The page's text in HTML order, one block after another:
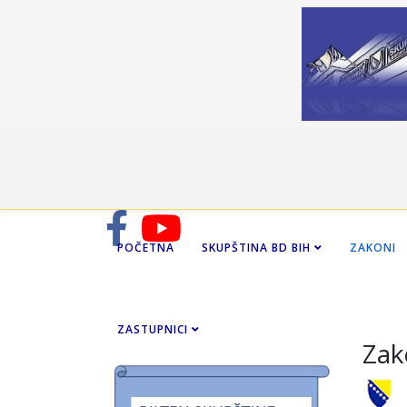
POČETNA SKUPŠTINA BD BIH ZAKONI
ZASTUPNICI